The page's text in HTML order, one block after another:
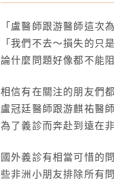
「盧醫師跟游醫師這次
「我們不去～損失的
論什麼問題好像都不能
相信有在關注的朋友們
盧冠廷醫師跟游麒祐醫
為了義診而奔赴到遠在
國外義診有相當可惜的
些非洲小朋友排除所有